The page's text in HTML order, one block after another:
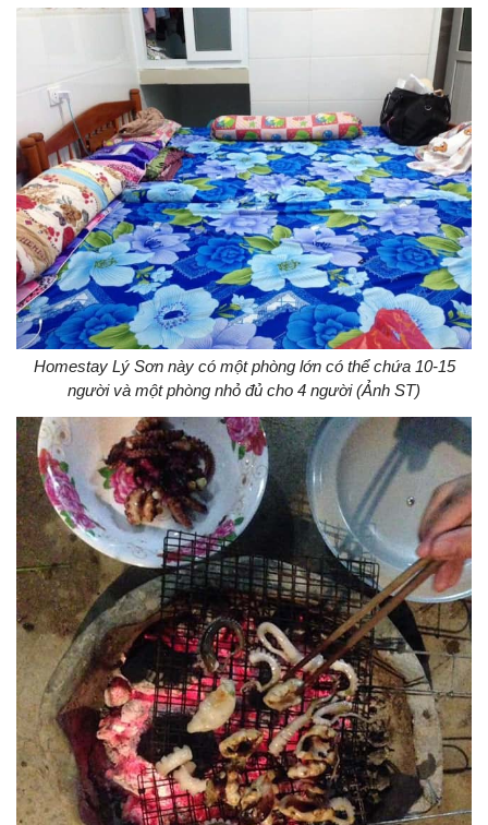
Homestay Lý Sơn này có một phòng lớn có thể chứa 10-15
người và một phòng nhỏ đủ cho 4 người (Ảnh ST)